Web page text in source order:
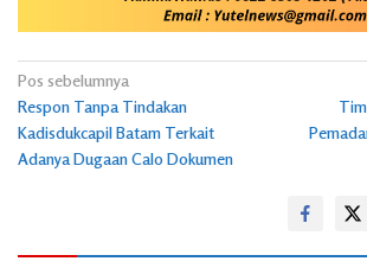
Navigasi
pos
Pos sebelumnya
Respon Tanpa Tindakan
Kadisdukcapil Batam Terkait
Adanya Dugaan Calo Dokumen